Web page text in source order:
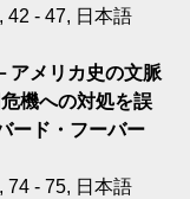
42 - 47, 日本語
アメリカ史の文脈
機への対処を誤
ード・フーバー
74 - 75, 日本語